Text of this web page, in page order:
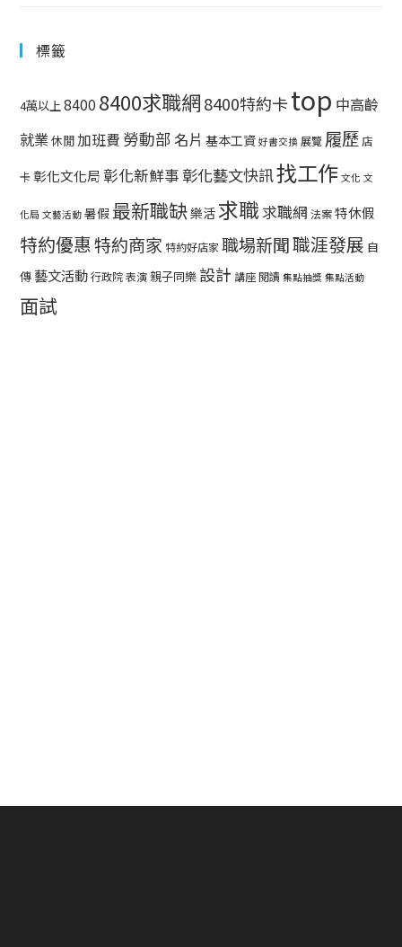
標籤
4萬以上8400 8400求職網8400特約卡top 中高齡
就業休閒加班費 勞動部 名片 基本工資 好書交換 展覽 履歷店
卡彰化文化局 彰化新鮮事 彰化藝文快訊找工作 文化 文
化局 文藝活動 暑假 最新職缺樂活求職 求職網 法案特休假
特約優惠特約商家 特約好店家職場新聞職涯發展 自
傳 藝文活動行政院表演親子同樂 設計 講座閱讀 集點抽獎 集點活動
面試